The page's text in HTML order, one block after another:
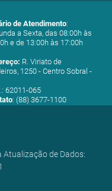
de Atendimento:
a Sexta, das 08:00h às
e de 13:00h às 17:00h
R. Viriato de
1250 - Centro Sobral -
.: 62011-065
: (88) 3677-1100
Atualização de Dados: